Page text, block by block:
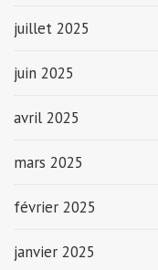
juillet 2025
juin 2025
avril 2025
mars 2025
février 2025
janvier 2025